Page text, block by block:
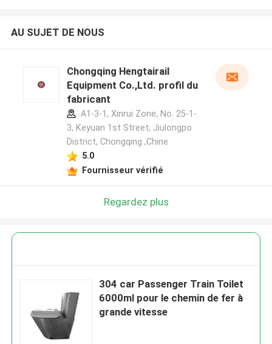
AU SUJET DE NOUS
Chongqing Hengtairail
Equipment Co.,Ltd. profil du
fabricant
A1-3-1, Xinrui Zone, No. 25-1-
3, Keyuan 1st Street, Jiulongpo
District, Chongqing ,Chine
5.0
Fournisseur vérifié
Regardez plus
304 car Passenger Train Toilet
6000ml pour le chemin de fer à
grande vitesse